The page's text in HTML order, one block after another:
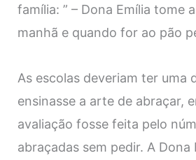
família: ” – Dona Emília tome
manhã e quando for ao pão
As escolas deveriam ter uma
ensinasse a arte de abraçar,
avaliação fosse feita pelo
abraçadas sem pedir. A Dona